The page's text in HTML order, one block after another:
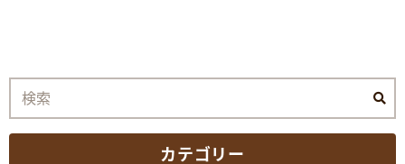
カテゴリー